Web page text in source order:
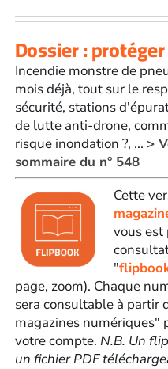
Dossier :
Incendie monstre de
mois déjà, tout sur le
sécurité, stations
de lutte anti-drone,
risque inondation ?, ... >
sommaire du n° 548
Cette
vous est
"
page, zoom). Chaque
sera consultable à partir
magazines numériques"
votre compte. N.B. Un
un fichier PDF